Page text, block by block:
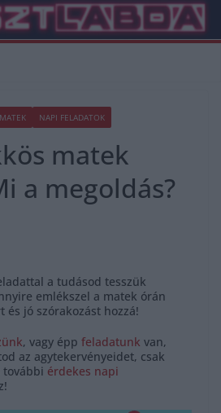
MATEK NAPI FELADATOK
matek
a megoldás?
a tudásod tesszük
emlékszel a matek órán
és jó szórakozást hozzá!
, vagy épp feladatunk van,
az agytekervényeidet, csak
érdekes napi